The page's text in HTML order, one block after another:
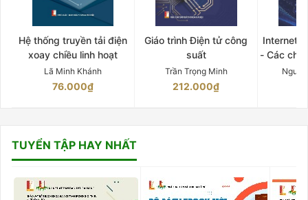
Hệ thống truyền tải điện
xoay chiều linh hoạt
Lã Minh Khánh
76.000₫
Giáo trình Điện tử công
suất
Trần Trọng Minh
212.000₫
Internet
- Các
TUYỂN TẬP HAY NHẤT